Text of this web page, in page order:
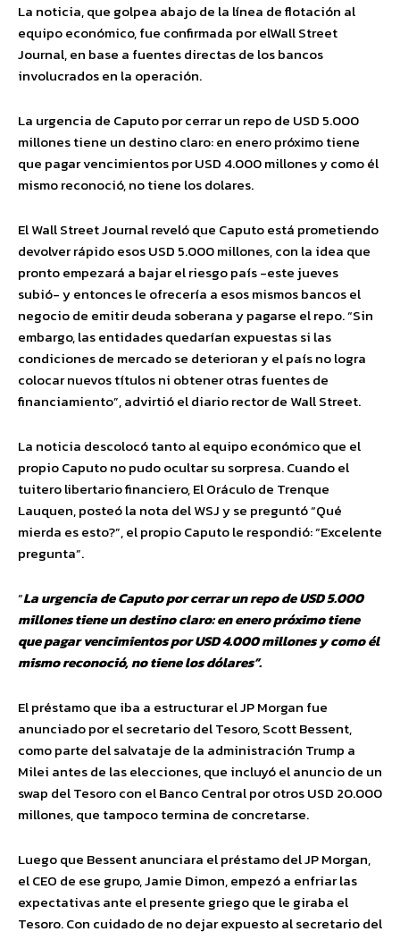
La noticia, que golpea abajo de la línea de flotación al
equipo económico, fue confirmada por elWall Street
Journal, en base a fuentes directas de los bancos
involucrados en la operación.
La urgencia de Caputo por cerrar un repo de USD 5.000
millones tiene un destino claro: en enero próximo tiene
que pagar vencimientos por USD 4.000 millones y como él
mismo reconoció, no tiene los dolares.
El Wall Street Journal reveló que Caputo está prometiendo
devolver rápido esos USD 5.000 millones, con la idea que
pronto empezará a bajar el riesgo país -este jueves
subió- y entonces le ofrecería a esos mismos bancos el
negocio de emitir deuda soberana y pagarse el repo. “Sin
embargo, las entidades quedarían expuestas si las
condiciones de mercado se deterioran y el país no logra
colocar nuevos títulos ni obtener otras fuentes de
financiamiento”, advirtió el diario rector de Wall Street.
La noticia descolocó tanto al equipo económico que el
propio Caputo no pudo ocultar su sorpresa. Cuando el
tuitero libertario financiero, El Oráculo de Trenque
Lauquen, posteó la nota del WSJ y se preguntó “Qué
mierda es esto?”, el propio Caputo le respondió: “Excelente
pregunta”.
“La urgencia de Caputo por cerrar un repo de USD 5.000
millones tiene un destino claro: en enero próximo tiene
que pagar vencimientos por USD 4.000 millones y como él
mismo reconoció, no tiene los dólares”.
El préstamo que iba a estructurar el JP Morgan fue
anunciado por el secretario del Tesoro, Scott Bessent,
como parte del salvataje de la administración Trump a
Milei antes de las elecciones, que incluyó el anuncio de un
swap del Tesoro con el Banco Central por otros USD 20.000
millones, que tampoco termina de concretarse.
Luego que Bessent anunciara el préstamo del JP Morgan,
el CEO de ese grupo, Jamie Dimon, empezó a enfriar las
expectativas ante el presente griego que le giraba el
Tesoro. Con cuidado de no dejar expuesto al secretario del